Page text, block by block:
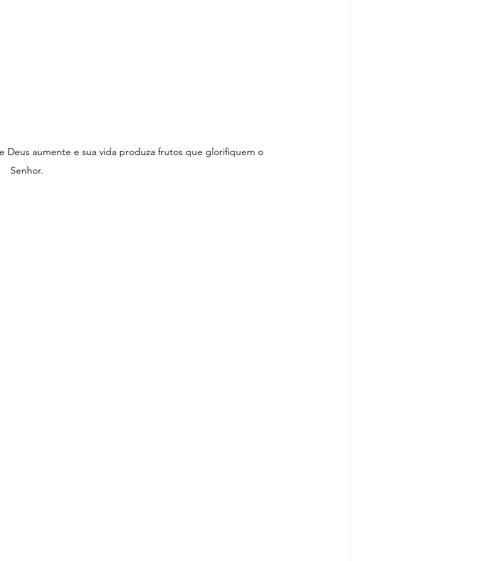
Deus aumente e sua vida produza frutos que glorifiquem o
Senhor.